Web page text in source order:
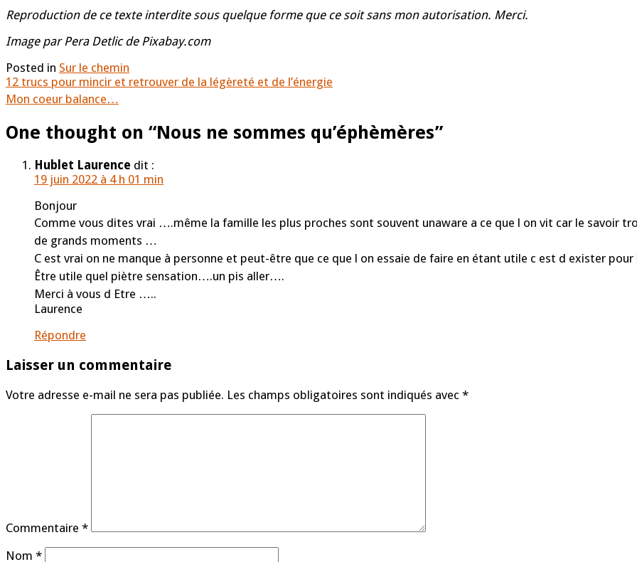
Reproduction de ce texte interdite sous quelque forme que ce soit sans mon autorisation. Merci.
Image par Pera Detlic de Pixabay.com
Posted in Sur le chemin
12 trucs pour mincir et retrouver de la légèreté et de l’énergie
Mon coeur balance…
One thought on “Nous ne sommes qu’éphèmères”
Hublet Laurence dit :
19 juin 2022 à 4 h 01 min
Bonjour
Comme vous dites vrai ….même la famille les plus proches sont souvent unaware a ce que l on vit car le savoir
de grands moments …
C est vrai on ne manque à personne et peut-être que ce que l on essaie de faire en étant utile c est d exister
Être utile quel piètre sensation….un pis aller….
Merci à vous d Etre …..
Laurence
Répondre
Laisser un commentaire
Votre adresse e-mail ne sera pas publiée. Les champs obligatoires sont indiqués avec *
Commentaire *
Nom *